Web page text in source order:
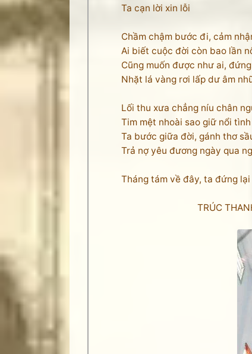
Ta cạn lời xin lỗi
Chầm chậm bước đi, cảm
Ai biết cuộc đời còn bao lần
Cũng muốn được như ai,
Nhặt lá vàng rơi lấp dư âm
Lối thu xưa chẳng níu chân
Tim mệt nhoài sao giữ nổi
Ta bước giữa đời, gánh thơ
Trả nợ yêu đương ngày qua
Tháng tám về đây, ta đứng
TRÚC